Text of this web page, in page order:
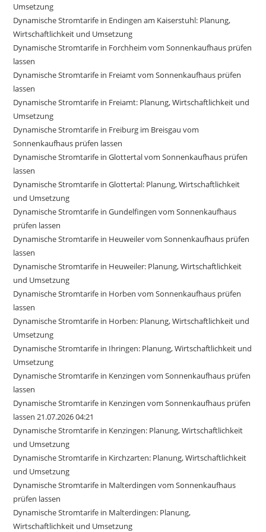
Umsetzung
Dynamische Stromtarife in Endingen am Kaiserstuhl: Planung,
Wirtschaftlichkeit und Umsetzung
Dynamische Stromtarife in Forchheim vom Sonnenkaufhaus prüfen
lassen
Dynamische Stromtarife in Freiamt vom Sonnenkaufhaus prüfen
lassen
Dynamische Stromtarife in Freiamt: Planung, Wirtschaftlichkeit und
Umsetzung
Dynamische Stromtarife in Freiburg im Breisgau vom
Sonnenkaufhaus prüfen lassen
Dynamische Stromtarife in Glottertal vom Sonnenkaufhaus prüfen
lassen
Dynamische Stromtarife in Glottertal: Planung, Wirtschaftlichkeit
und Umsetzung
Dynamische Stromtarife in Gundelfingen vom Sonnenkaufhaus
prüfen lassen
Dynamische Stromtarife in Heuweiler vom Sonnenkaufhaus prüfen
lassen
Dynamische Stromtarife in Heuweiler: Planung, Wirtschaftlichkeit
und Umsetzung
Dynamische Stromtarife in Horben vom Sonnenkaufhaus prüfen
lassen
Dynamische Stromtarife in Horben: Planung, Wirtschaftlichkeit und
Umsetzung
Dynamische Stromtarife in Ihringen: Planung, Wirtschaftlichkeit und
Umsetzung
Dynamische Stromtarife in Kenzingen vom Sonnenkaufhaus prüfen
lassen
Dynamische Stromtarife in Kenzingen vom Sonnenkaufhaus prüfen
lassen 21.07.2026 04:21
Dynamische Stromtarife in Kenzingen: Planung, Wirtschaftlichkeit
und Umsetzung
Dynamische Stromtarife in Kirchzarten: Planung, Wirtschaftlichkeit
und Umsetzung
Dynamische Stromtarife in Malterdingen vom Sonnenkaufhaus
prüfen lassen
Dynamische Stromtarife in Malterdingen: Planung,
Wirtschaftlichkeit und Umsetzung